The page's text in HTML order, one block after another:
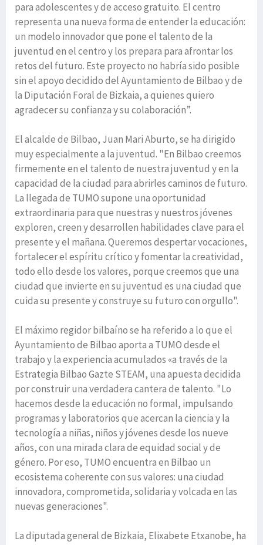
para adolescentes y de acceso gratuito. El centro
representa una nueva forma de entender la educación:
un modelo innovador que pone el talento de la
juventud en el centro y los prepara para afrontar los
retos del futuro. Este proyecto no habría sido posible
sin el apoyo decidido del Ayuntamiento de Bilbao y de
la Diputación Foral de Bizkaia, a quienes quiero
agradecer su confianza y su colaboración”.
El alcalde de Bilbao, Juan Mari Aburto, se ha dirigido
muy especialmente a la juventud. "En Bilbao creemos
firmemente en el talento de nuestra juventud y en la
capacidad de la ciudad para abrirles caminos de futuro.
La llegada de TUMO supone una oportunidad
extraordinaria para que nuestras y nuestros jóvenes
exploren, creen y desarrollen habilidades clave para el
presente y el mañana. Queremos despertar vocaciones,
fortalecer el espíritu crítico y fomentar la creatividad,
todo ello desde los valores, porque creemos que una
ciudad que invierte en su juventud es una ciudad que
cuida su presente y construye su futuro con orgullo".
El máximo regidor bilbaíno se ha referido a lo que el
Ayuntamiento de Bilbao aporta a TUMO desde el
trabajo y la experiencia acumulados «a través de la
Estrategia Bilbao Gazte STEAM, una apuesta decidida
por construir una verdadera cantera de talento. "Lo
hacemos desde la educación no formal, impulsando
programas y laboratorios que acercan la ciencia y la
tecnología a niñas, niños y jóvenes desde los nueve
años, con una mirada clara de equidad social y de
género. Por eso, TUMO encuentra en Bilbao un
ecosistema coherente con sus valores: una ciudad
innovadora, comprometida, solidaria y volcada en las
nuevas generaciones".
La diputada general de Bizkaia, Elixabete Etxanobe, ha